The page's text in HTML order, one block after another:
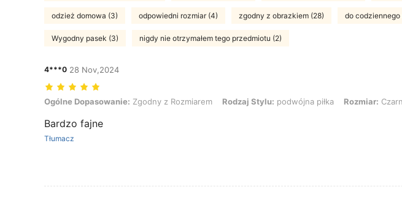
odzież domowa (3) odpowiedni rozmiar (4) zgodny z obrazkiem (28) do
Wygodny pasek (3) nigdy nie otrzymałem tego przedmiotu (2)
4***0 28 Nov,2024
Ogólne Dopasowanie: Zgodny z Rozmiarem, Rodzaj Stylu: podwójna piłka, Rozmiar: Czarny-5 sztuk/
Ogólne Dopasowanie: Zgodny z Rozmiarem Rodzaj Stylu: podwójna piłka Rozmiar:
Bardzo fajne
Tłumacz